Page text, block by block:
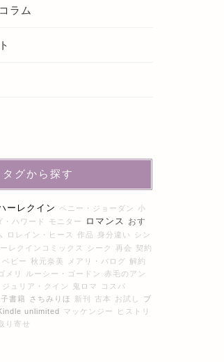
ラム
タグから探す
ーレクイン ペニー・ジョーダン
小
・ハワード モニター ロマンス おす
ロレイン・ヒース 作品 身分違い
シン
レクインコミックス シーク 再会
契約
ビー 秋元奈美 メアリ・バログ 解約
メリ ルーシー・ゴードン
赤毛のアン
ジュリア・クイン 鬼ロマ
コスパ
書籍 さちみりほ 新刊 古本 お試し
ブ
unlimited マッケンジー
ヒストリ
り寄せ